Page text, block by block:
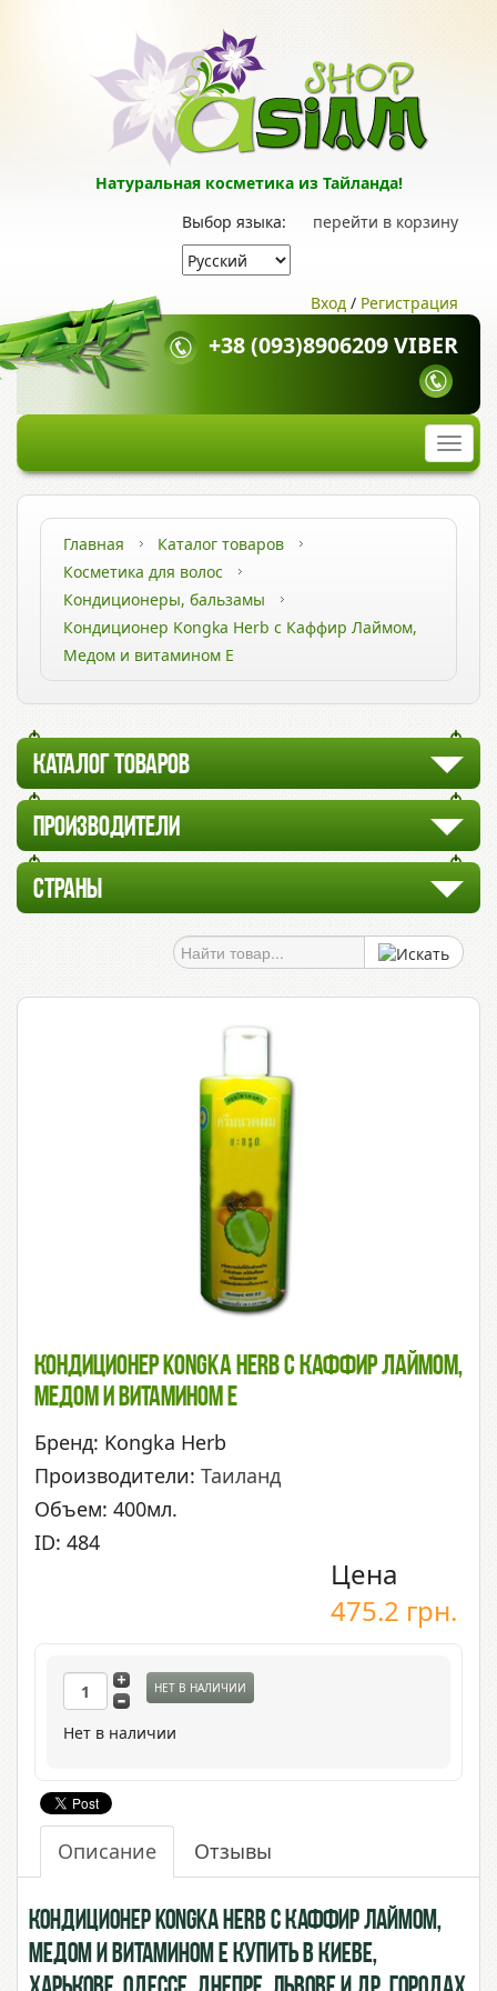
Натуральная косметика из Тайланда!
перейти в корзину
Выбор языка:
Вход / Регистрация
+38 (093)8906209 VIBER
Главная
Каталог товаров
Косметика для волос
Кондиционеры, бальзамы
Кондиционер Kongka Herb с Каффир Лаймом,
Медом и витамином Е
КАТАЛОГ ТОВАРОВ
ПРОИЗВОДИТЕЛИ
СТРАНЫ
Кондиционер Kongka Herb С Каффир Лаймом,
Медом И Витамином Е
Бренд: Kongka Herb
Производители: Таиланд
Объем: 400мл.
ID: 484
Цена
475.2 грн.
НЕТ В НАЛИЧИИ
Нет в наличии
Описание Отзывы
Кондиционер Kongka Herb с Каффир Лаймом,
Медом и витамином Е купить в Киеве,